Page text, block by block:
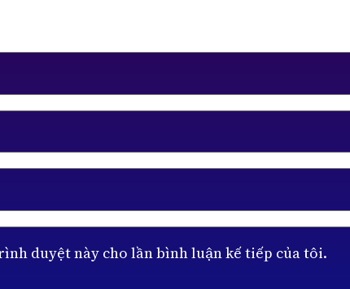
duyệt này cho lần bình luận kế tiếp của tôi.